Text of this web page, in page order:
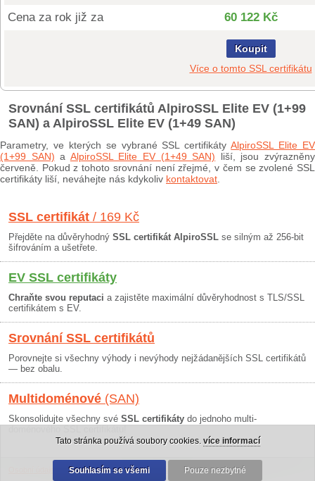
Cena za rok již za 60 122 Kč
Koupit
Více o tomto SSL certifikátu
Srovnání SSL certifikátů AlpiroSSL Elite EV (1+99
SAN) a AlpiroSSL Elite EV (1+49 SAN)
Parametry, ve kterých se vybrané SSL certifikátyAlpiroSSL Elite EV
(1+99 SAN) a AlpiroSSL Elite EV (1+49 SAN) liší, jsou zvýrazněny
červeně. Pokud z tohoto srovnání není zřejmé, v čem se zvolené SSL
certifikáty liší, neváhejte nás kdykoliv kontaktovat
SSL certifikát / 169 Kč
Přejděte na důvěryhodný SSL certifikát AlpiroSSL se silným až 256-bit
šifrováním a ušetřete.
EV SSL certifikáty
Chraňte svou reputaci a zajistěte maximální důvěryhodnost s TLS/SSL
certifikátem s EV.
Srovnání SSL certifikátů
Porovnejte si všechny výhody i nevýhody nejžádanějších SSL certifikátů
— bez obalu.
Multidoménové (SAN)
Skonsolidujte všechny své SSL certifikáty do jednoho multi-
Obchodní podmínky|30 dní záruka
Tato stránka používá soubory cookies. více informací
Souhlasím se všemi Pouze nezbytné